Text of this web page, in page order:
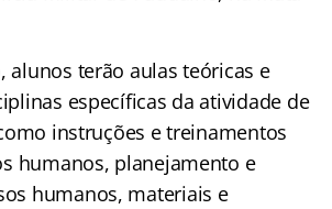
alunos terão aulas teóricas e
específicas da atividade de
instruções e treinamentos
humanos, planejamento e
humanos, materiais e